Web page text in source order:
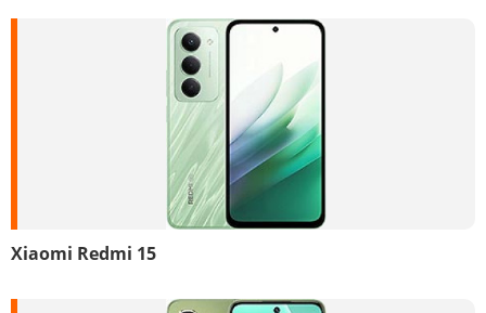
Xiaomi Redmi 15